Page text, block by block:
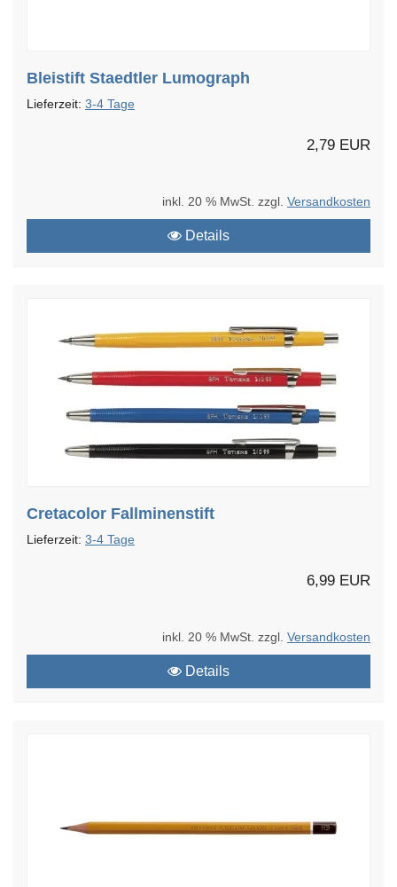
Bleistift Staedtler Lumograph
Lieferzeit: 3-4 Tage
2,79 EUR
inkl. 20 % MwSt. zzgl. Versandkosten
Details
Cretacolor Fallminenstift
Lieferzeit: 3-4 Tage
6,99 EUR
inkl. 20 % MwSt. zzgl. Versandkosten
Details